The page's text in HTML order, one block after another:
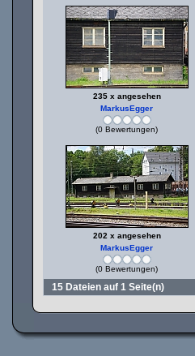
235 x angesehen
MarkusEgger
(0 Bewertungen)
202 x angesehen
MarkusEgger
(0 Bewertungen)
15 Dateien auf 1 Seite(n)